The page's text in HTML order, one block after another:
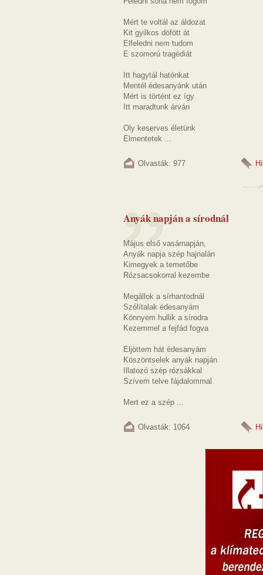
Mért te voltál az áldozat
Kit gyilkos döfött át
Elfeledni nem tudom
E szomorú tragédiát
Itt hagytál hatónkat
Mentél édesanyánk után
Mért is történt ez így
Itt maradtunk árván
Oly keserves életünk
Elmentetek ...
Olvasták: 977
Anyák napján a sírodnál
Május első vasárnapján,
Anyák napja szép hajnalán
Kimegyek a temetőbe
Rózsacsokorral kezembe
Megállok a sírhantodnál
Szólítalak édesanyám
Könnyem hullik a sírodra
Kezemmel a fejfád fogva
Eljöttem hát édesanyám
Köszöntselek anyák napján
Illatozó szép rózsákkal
Szívem telve fájdalommal
Mert ez a szép ...
Olvasták: 1064